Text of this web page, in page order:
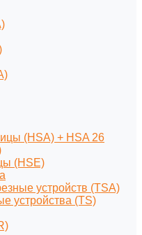
(HSA) + HSA 26
(HSE)
устройств (TSA)
устройства (TS)